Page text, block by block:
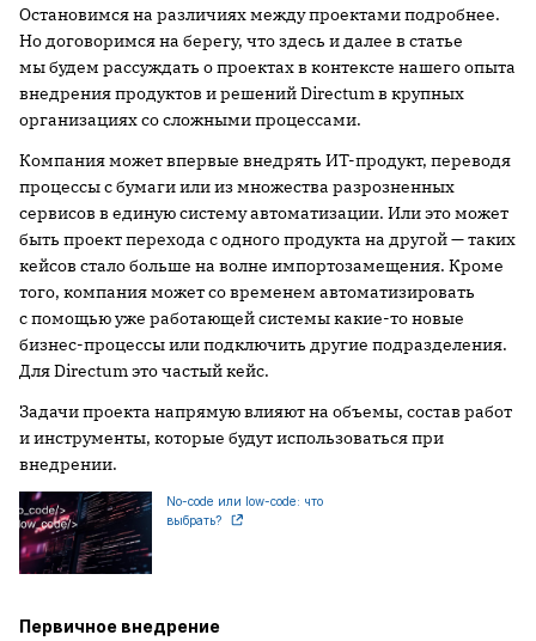
Остановимся на различиях между проектами подробнее.
Но договоримся на берегу, что здесь и далее в статье
мы будем рассуждать о проектах в контексте нашего опыта
внедрения продуктов и решений Directum в крупных
организациях со сложными процессами.
Компания может впервые внедрять ИТ-продукт, переводя
процессы с бумаги или из множества разрозненных
сервисов в единую систему автоматизации. Или это может
быть проект перехода с одного продукта на другой — таких
кейсов стало больше на волне импортозамещения. Кроме
того, компания может со временем автоматизировать
с помощью уже работающей системы какие-то новые
бизнес-процессы или подключить другие подразделения.
Для Directum это частый кейс.
Задачи проекта напрямую влияют на объемы, состав работ
и инструменты, которые будут использоваться при
внедрении.
No-code или low-code: что
выбрать?
Первичное внедрение